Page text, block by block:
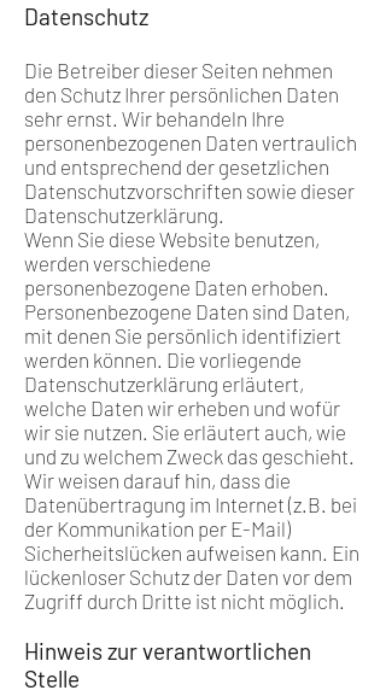
Datenschutz
Die Betreiber dieser Seiten nehmen
den Schutz Ihrer persönlichen Daten
sehr ernst. Wir behandeln Ihre
personenbezogenen Daten vertraulich
und entsprechend der gesetzlichen
Datenschutzvorschriften sowie dieser
Datenschutzerklärung.
Wenn Sie diese Website benutzen,
werden verschiedene
personenbezogene Daten erhoben.
Personenbezogene Daten sind Daten,
mit denen Sie persönlich identifiziert
werden können. Die vorliegende
Datenschutzerklärung erläutert,
welche Daten wir erheben und wofür
wir sie nutzen. Sie erläutert auch, wie
und zu welchem Zweck das geschieht.
Wir weisen darauf hin, dass die
Datenübertragung im Internet (z.B. bei
der Kommunikation per E-Mail)
Sicherheitslücken aufweisen kann. Ein
lückenloser Schutz der Daten vor dem
Zugriff durch Dritte ist nicht möglich.
Hinweis zur verantwortlichen
Stelle